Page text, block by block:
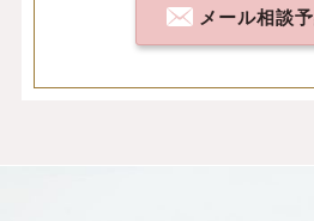
メール相談